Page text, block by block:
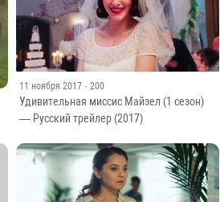
11 ноября 2017 · 200
Удивительная миссис Майзел (1 сезон)
— Русский трейлер (2017)